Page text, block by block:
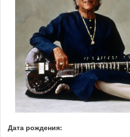
Дата рождения: